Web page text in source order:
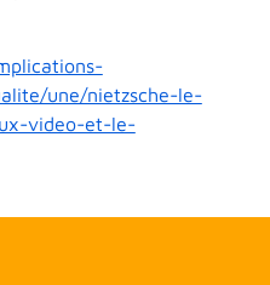
une/nietzsche-le-
video-et-le-